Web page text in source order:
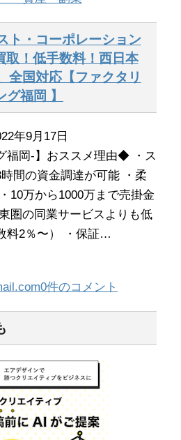
ト・コーポレーション
取！低手数料！西日本
全国対応【ファクタリ
グ福岡 】
年9月17日
福岡-】おススメ理由◆ ・ス
間の資金調達が可能 ・柔
10万から1000万まで売掛金
圏の同業サービスよりも低
料2％〜） ・保証…
0件のコメント